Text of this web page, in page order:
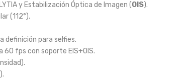
y Estabilización Óptica de Imagen (OIS).
(112°).
definición para selfies.
60 fps con soporte EIS+OIS.